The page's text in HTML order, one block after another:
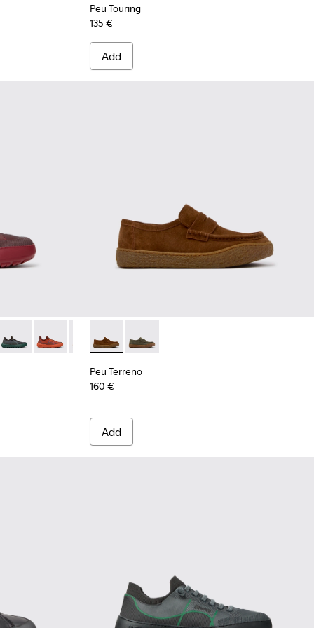
Peu Touring
135 €
Add
005 004
- K101114-002 - Black Leather Shoes for Men.
Recycled PET Engineered Materials Sneakers for Men.
015 - Gray Recycled PET Engineered Materials
- K101007-011 - Beige Recycled PET Engineered Materials
Peu Serra - K101007-008
Peu Serra - K101007-007
Peu Serra - K101007-006
Peu Serra - K101007-005 - Black and
Peu Terreno - K101135-002 - Brown Suede
Peu Terreno - K101135-004 - Green
Peu Terreno
160 €
Add